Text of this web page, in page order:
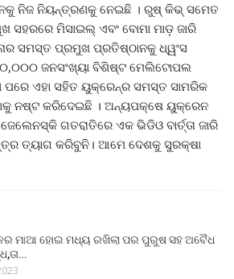
ନିଜ ନିୟନ୍ତ୍ରଣକୁ ନେଇଛି । ରୁଷ୍‌ କିଭ୍‌ ସମେତ
ମିସାଇଲ୍‌ ଏବଂ ବୋମା ମାଡ଼ ଜାରି
ସମସ୍ତ ପ୍ରମୁଖ ପ୍ରତିଷ୍ଠାନକୁ ଧ୍ୱଂସ
ଜନସଂଖ୍ୟା ବିଶିଷ୍ଟ ମେଲିଟୋପଲ
ଏହା ସହିତ ୟୁକ୍ରେନ୍‌ର ସମସ୍ତ ସାମରିକ
ନଷ୍ଟ କରିଦେଇଛି । ଅନ୍ୟପକ୍ଷେ ୟୁକ୍ରେନ
ଗତରାତିରେ ଏକ ଭିଡିଓ ବାର୍ତ୍ତା ଜାରି
ତ୍ୟାଗ କରିବୁନି। ଆମେ ଦେଶକୁ ସୁରକ୍ଷା
ମାଆ ହୋଇ ମଧ୍ୟ ରଖିଲା ପର ପୁରୁଷ ସହ ଅବୈଧ